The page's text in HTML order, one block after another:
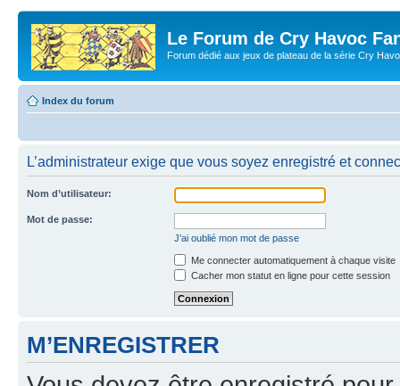
Le Forum de Cry Havoc
Forum dédié aux jeux de plateau de la série Cry
Index du forum
L’administrateur exige que vous soyez enregistré et
Nom d’utilisateur:
Mot de passe:
J’ai oublié mon mot de passe
Me connecter automatiquement à chaque visite
Cacher mon statut en ligne pour cette session
M’ENREGISTRER